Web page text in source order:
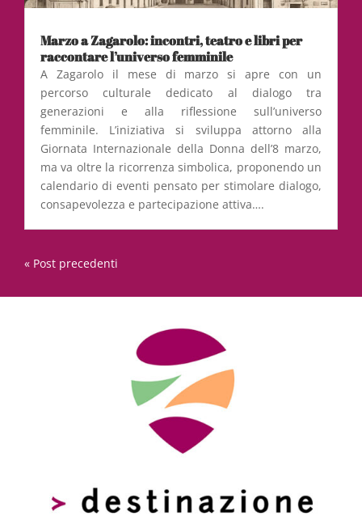
Marzo a Zagarolo: incontri, teatro e libri per
raccontare l’universo femminile
A Zagarolo il mese di marzo si apre con un
percorso culturale dedicato al dialogo tra
generazioni e alla riflessione sull’universo
femminile. L’iniziativa si sviluppa attorno alla
Giornata Internazionale della Donna dell’8 marzo,
ma va oltre la ricorrenza simbolica, proponendo un
calendario di eventi pensato per stimolare dialogo,
consapevolezza e partecipazione attiva….
« Post precedenti